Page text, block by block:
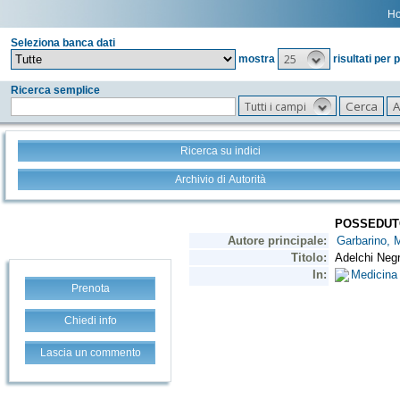
Seleziona banca dati
mostra
25 risultati per
Ricerca semplice
Tutti i campi
Ricerca su indici
Archivio di Autorità
Prenota
Chiedi info
Lascia un commento